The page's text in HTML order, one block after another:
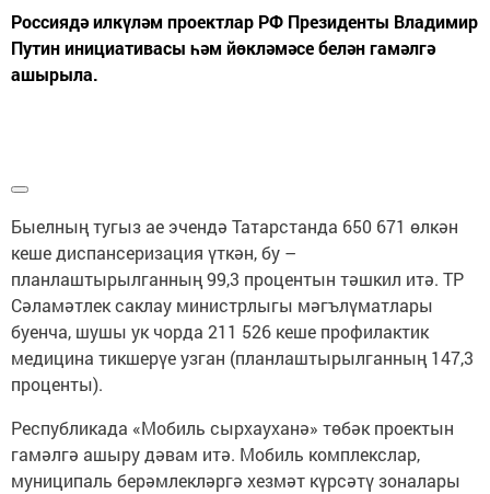
Россиядә илкүләм проектлар РФ Президенты Владимир
Путин инициативасы һәм йөкләмәсе белән гамәлгә
ашырыла.
Быелның тугыз ае эчендә Татарстанда 650 671 өлкән
кеше диспансеризация үткән, бу –
планлаштырылганның 99,3 процентын тәшкил итә. ТР
Сәламәтлек саклау министрлыгы мәгълүматлары
буенча, шушы ук чорда 211 526 кеше профилактик
медицина тикшерүе узган (планлаштырылганның 147,3
проценты).
Республикада «Мобиль сырхауханә» төбәк проектын
гамәлгә ашыру дәвам итә. Мобиль комплекслар,
муниципаль берәмлекләргә хезмәт күрсәтү зоналары